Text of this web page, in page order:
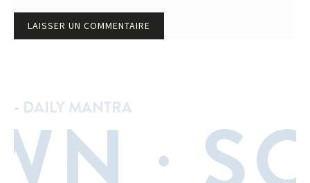
- DAILY MANTRA